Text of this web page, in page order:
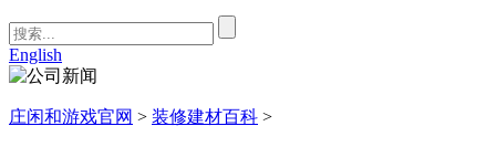
English
庄闲和游戏官网 > 装修建材百科 >